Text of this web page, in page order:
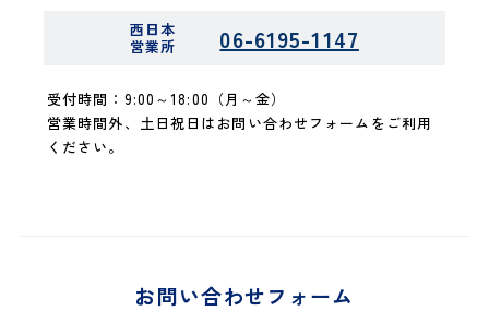
西日本
営業所
06-6195-1147
受付時間：9:00～18:00（月～金）
営業時間外、土日祝日はお問い合わせフォームをご利用
ください。
お問い合わせフォーム